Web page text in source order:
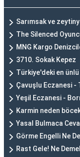
Sarımsak ve
The Silenced
MNG Kargo
3710. Sokak Kepez
Türkiye'deki en
Çavuşlu Eczanesi
Yeşil Eczanesi -
Karmin neden
Yasal Bulmaca
Görme Engelli Ne
Rast Gele! Ne